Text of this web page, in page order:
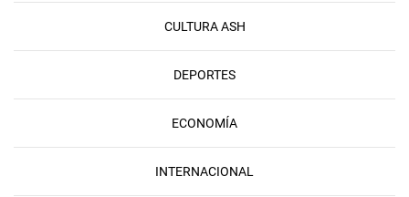
CULTURA ASH
DEPORTES
ECONOMÍA
INTERNACIONAL